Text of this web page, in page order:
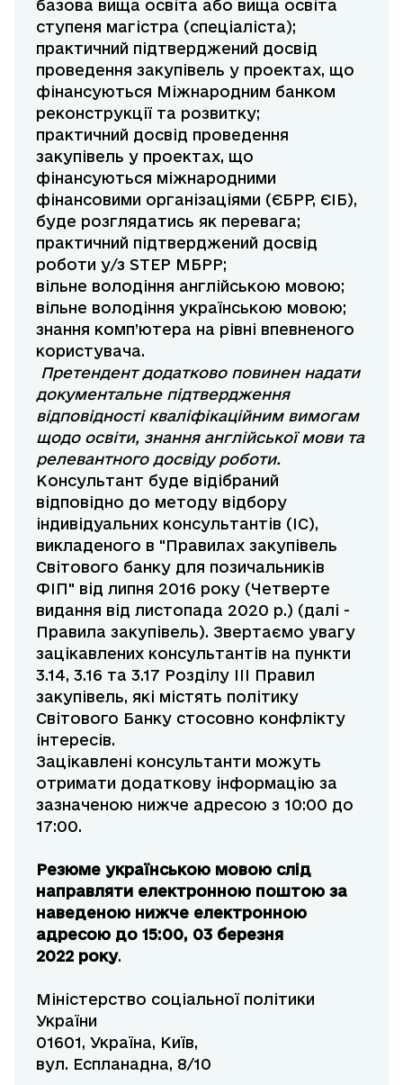
базова вища освіта або вища освіта
ступеня магістра (спеціаліста);
практичний підтверджений досвід
проведення закупівель у проектах, що
фінансуються Міжнародним банком
реконструкції та розвитку;
практичний досвід проведення
закупівель у проектах, що
фінансуються міжнародними
фінансовими організаціями (ЄБРР, ЄІБ),
буде розглядатись як перевага;
практичний підтверджений досвід
роботи у/з STEP МБРР;
вільне володіння англійською мовою;
вільне володіння українською мовою;
знання комп’ютера на рівні впевненого
користувача.
Претендент додатково повинен надати
документальне підтвердження
відповідності кваліфікаційним вимогам
щодо освіти, знання англійської мови та
релевантного досвіду роботи.
Консультант буде відібраний
відповідно до методу відбору
індивідуальних консультантів (IC),
викладеного в "Правилах закупівель
Світового банку для позичальників
ФІП" від липня 2016 року (Четверте
видання від листопада 2020 р.) (далі -
Правила закупівель). Звертаємо увагу
зацікавлених консультантів на пункти
3.14, 3.16 та 3.17 Розділу ІІІ Правил
закупівель, які містять політику
Світового Банку стосовно конфлікту
інтересів.
Зацікавлені консультанти можуть
отримати додаткову інформацію за
зазначеною нижче адресою з 10:00 до
17:00.
Резюме українською мовою слід
направляти електронною поштою за
наведеною нижче електронною
адресою до 15:00, 03 березня
2022 року.
Міністерство соціальної політики
України
01601, Україна, Київ,
вул. Еспланадна, 8/10